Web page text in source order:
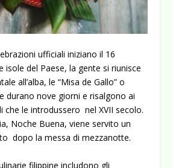
ufficiali iniziano il 16
isole del Paese, la gente si riunisce
all’alba, le “Misa de Gallo” o
durano nove giorni e risalgono ai
che le introdussero nel XVII secolo.
Noche Buena, viene servito un
dopo la messa di mezzanotte.
filippine includono gli